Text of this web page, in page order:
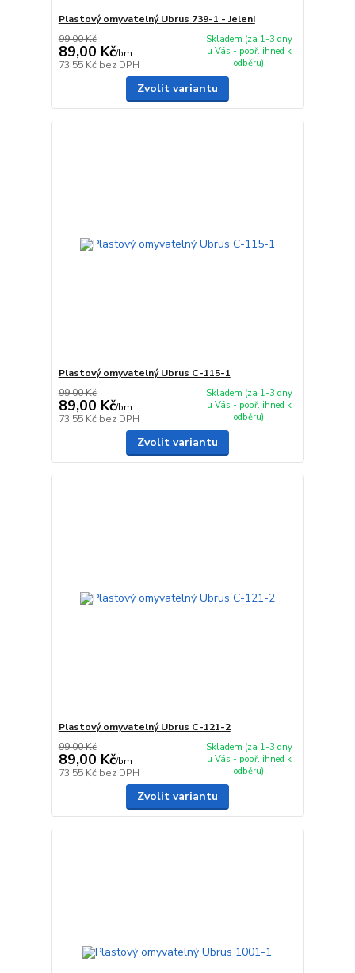
Plastový omyvatelný Ubrus 739-1 - Jeleni
99,00 Kč
89,00 Kč/bm
73,55 Kč bez DPH
Skladem (za 1-3 dny
u Vás - popř. ihned k
odběru)
Zvolit variantu
Plastový omyvatelný Ubrus C-115-1
99,00 Kč
89,00 Kč/bm
73,55 Kč bez DPH
Skladem (za 1-3 dny
u Vás - popř. ihned k
odběru)
Zvolit variantu
Plastový omyvatelný Ubrus C-121-2
99,00 Kč
89,00 Kč/bm
73,55 Kč bez DPH
Skladem (za 1-3 dny
u Vás - popř. ihned k
odběru)
Zvolit variantu